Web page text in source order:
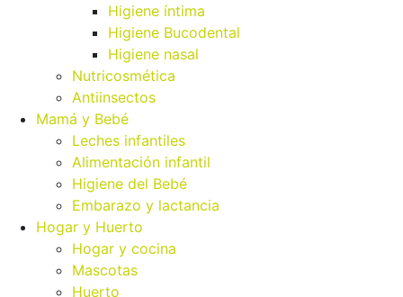
Higiene íntima
Higiene Bucodental
Higiene nasal
Nutricosmética
Antiinsectos
Mamá y Bebé
Leches infantiles
Alimentación infantil
Higiene del Bebé
Embarazo y lactancia
Hogar y Huerto
Hogar y cocina
Mascotas
Huerto